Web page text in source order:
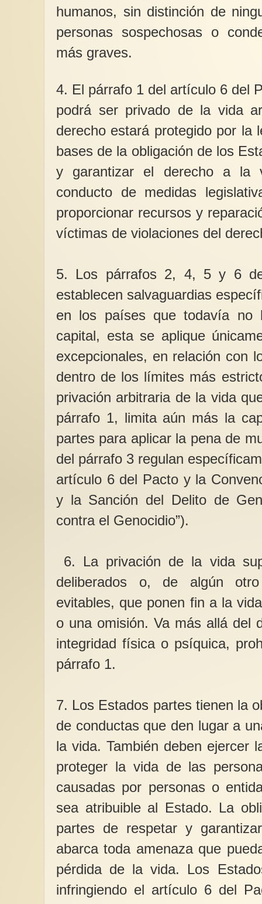
humanos, sin distinción de
personas sospechosas o
más graves.
4. El párrafo 1 del artículo 6 del
podrá ser privado de la vida
derecho estará protegido por la
bases de la obligación de los
y garantizar el derecho a la
conducto de medidas
proporcionar recursos y
víctimas de violaciones del
5. Los párrafos 2, 4, 5 y 6
establecen salvaguardias
en los países que todavía no
capital, esta se aplique
excepcionales, en relación con
dentro de los límites más
privación arbitraria de la vida
párrafo 1, limita aún más la
partes para aplicar la pena de
del párrafo 3 regulan
artículo 6 del Pacto y la
y la Sanción del Delito de
contra el Genocidio”).
6. La privación de la vida
deliberados o, de algún
evitables, que ponen fin a la
o una omisión. Va más allá del
integridad física o psíquica,
párrafo 1.
7. Los Estados partes tienen la
de conductas que den lugar a
la vida. También deben ejercer
proteger la vida de las
causadas por personas o
sea atribuible al Estado. La
partes de respetar y
abarca toda amenaza que
pérdida de la vida. Los
infringiendo el artículo 6 del